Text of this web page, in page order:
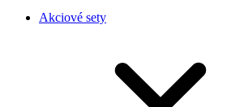
Akciové sety